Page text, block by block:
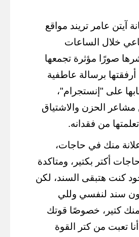
آيتن عامر تريند مواقع
خلال الساعات
صورًا مؤثرة تجمعها
أرفقتها برسالة عاطفية
على "إنستجرام"،
الحزن والاشتياق
من فقدانه.
منك في حاجات،
أكتر بكتير، ومتاكدة
كنت هتبقى السند، لكن
سند لنفسي وللي
منك كتير، خصوصًا قوتك
تعبت من كتر القوة